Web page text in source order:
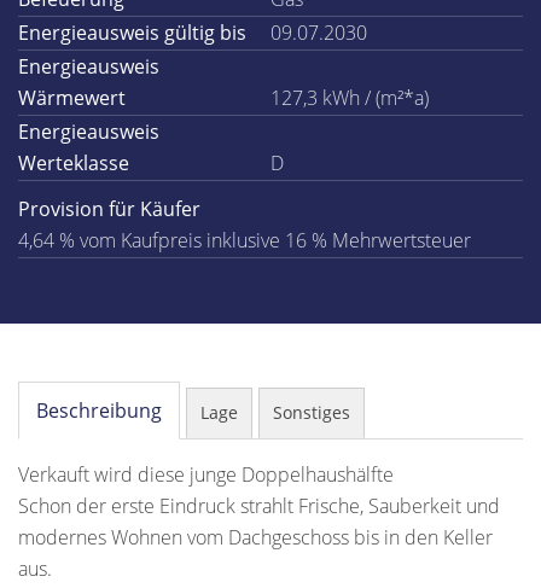
Energieausweis gültig bis
09.07.2030
Energieausweis
Wärmewert
127,3 kWh / (m²*a)
Energieausweis
Werteklasse
D
Provision für Käufer
4,64 % vom Kaufpreis inklusive 16 % Mehrwertsteuer
Beschreibung Lage Sonstiges
Verkauft wird diese junge Doppelhaushälfte
Schon der erste Eindruck strahlt Frische, Sauberkeit und
modernes Wohnen vom Dachgeschoss bis in den Keller
aus.